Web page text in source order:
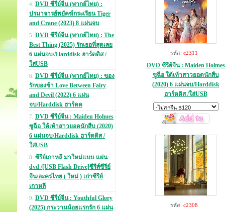
4. DVD ซีรีย์จีน (พากย์ไทย) :
ปรมาจารย์พยัคฆ์กระเรียน Tiger
and Crane (2023) 8 แผ่นจบ
5. DVD ซีรีย์จีน (พากย์ไทย) : The
Best Thing (2025) รักเธอที่สุดเลย
6 แผ่นจบ//Harddisk ฮาร์ดดิส /
ใส่USB
6. DVD ซีรีย์จีน (พากย์ไทย) : ของ
รักของข้า Love Between Fairy
and Devil (2022) 6 แผ่น
จบ/Harddisk ฮาร์ดด
7. DVD ซีรีย์จีน : Maiden Holmes
ซูฉือ ใต้เท้าสาวยอดนักสืบ (2020)
6 แผ่นจบ/Harddisk ฮาร์ดดิส /
ใส่USB
8. ซีรีย์เกาหลี มาใหม่แบบ แผ่น
dvd /[USB Flash Drive]ซีรีส์ซีรีย์
จีน/ละครไทย ( ใหม่ ) เก่าซีรีย์
เกาหลี
9. DVD ซีรีย์จีน : Youthful Glory
(2025) กระวานน้อยแรกรัก 6 แผ่น
รหัส: c2311
DVD ซีรีย์จีน : Maiden Holmes
ซูฉือ ใต้เท้าสาวยอดนักสืบ
(2020) 6 แผ่นจบ/Harddisk
ฮาร์ดดิส /ใส่USB
รหัส: c2308